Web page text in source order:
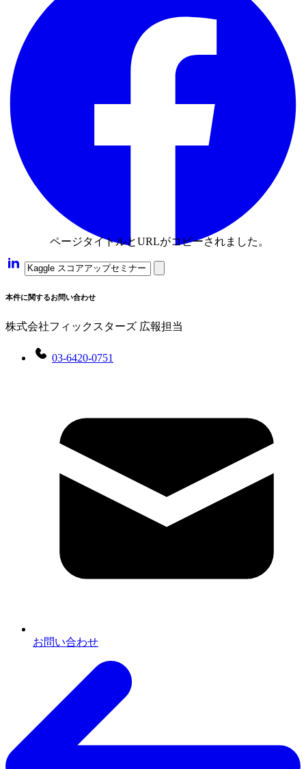
ページタイトルとURLがコピーされました。
本件に関するお問い合わせ
株式会社フィックスターズ 広報担当
03-6420-0751
お問い合わせ